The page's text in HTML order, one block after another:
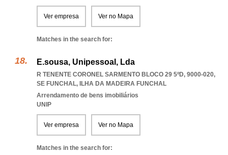
Ver empresa Ver no Mapa
Matches in the search for:
E.sousa, Unipessoal, Lda
R TENENTE CORONEL SARMENTO BLOCO 29 5ºD, 9000-020,
SE FUNCHAL, ILHA DA MADEIRA FUNCHAL
Arrendamento de bens imobiliários
UNIP
Ver empresa Ver no Mapa
Matches in the search for: